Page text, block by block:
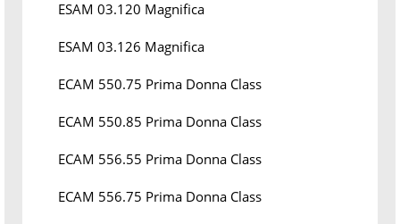
ESAM 03.120 Magnifica
ESAM 03.126 Magnifica
ECAM 550.75 Prima Donna Class
ECAM 550.85 Prima Donna Class
ECAM 556.55 Prima Donna Class
ECAM 556.75 Prima Donna Class